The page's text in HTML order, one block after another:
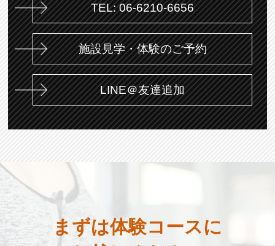
TEL: 06-6210-6656
施設見学・体験のご予約
LINE＠友達追加
まずは体験コースに